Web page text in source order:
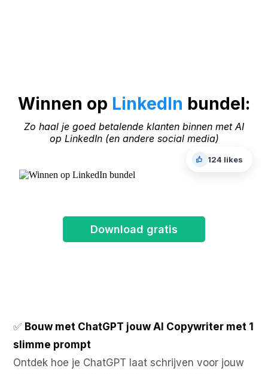
Winnen op LinkedIn bundel:
Zo haal je goed betalende klanten binnen met AI
op LinkedIn (en andere social media)
124 likes
Download gratis
✅ Bouw met ChatGPT jouw AI Copywriter met 1
slimme prompt
Ontdek hoe je ChatGPT laat schrijven voor jouw